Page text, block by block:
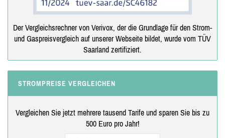
Der Vergleichsrechner von Verivox, der die Grundlage für den Strom-
und Gaspreisvergleich auf unserer Webseite bildet, wurde vom TÜV
Saarland zertifiziert.
STROMPREISE VERGLEICHEN
Vergleichen Sie jetzt mehrere tausend Tarife und sparen Sie bis zu
500 Euro pro Jahr!